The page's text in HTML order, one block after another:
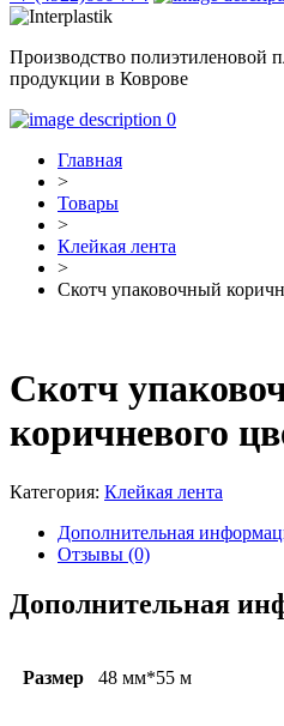
Производство полиэтиленовой
продукции в Коврове
0
Главная
>
Товары
>
Клейкая лента
>
Скотч упаковочный
Скотч
коричневого
Категория: Клейкая лента
Дополнительная
Отзывы (0)
Дополнительная
Размер 48 мм*55 м